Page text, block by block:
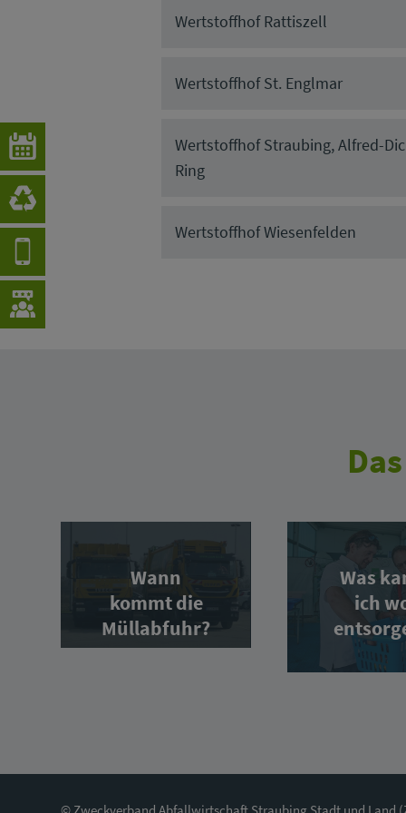
Wertstoffhof Rattiszell
Wertstoffhof St. Englmar
Wertstoffhof Straubing, Alfred-
Ring
Wertstoffhof Wiesenfelden
Wann
kommt die
Müllabfuhr?
Was
ich